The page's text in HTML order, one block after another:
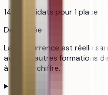
14,9
candidats pour 1 place
Demandée
La concurrence est réelle
avec les autres formations
à ce seul chiffre.